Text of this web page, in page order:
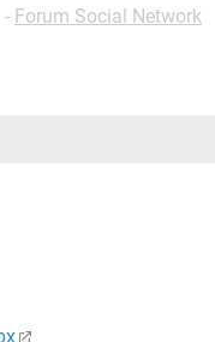
- Forum Social Network